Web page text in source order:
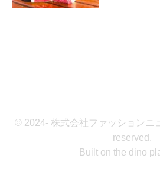
© 2024- 株式会社ファッションニ
reserved.
Built on the dino